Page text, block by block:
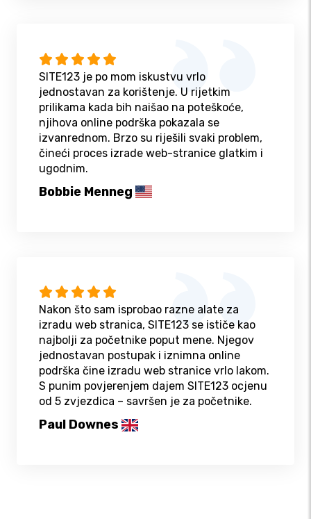
SITE123 je po mom iskustvu vrlo
jednostavan za korištenje. U rijetkim
prilikama kada bih naišao na poteškoće,
njihova online podrška pokazala se
izvanrednom. Brzo su riješili svaki problem,
čineći proces izrade web-stranice glatkim i
ugodnim.
Bobbie Menneg
Nakon što sam isprobao razne alate za
izradu web stranica, SITE123 se ističe kao
najbolji za početnike poput mene. Njegov
jednostavan postupak i iznimna online
podrška čine izradu web stranice vrlo lakom.
S punim povjerenjem dajem SITE123 ocjenu
od 5 zvjezdica – savršen je za početnike.
Paul Downes